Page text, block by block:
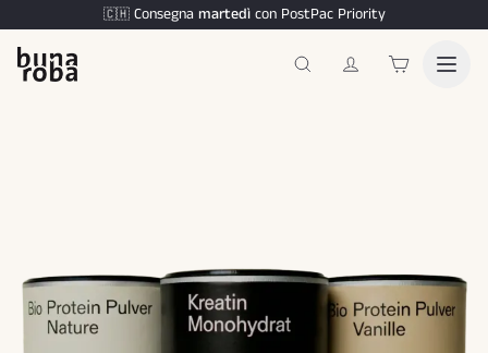
🇨🇭 Consegna martedìcon PostPac Priority